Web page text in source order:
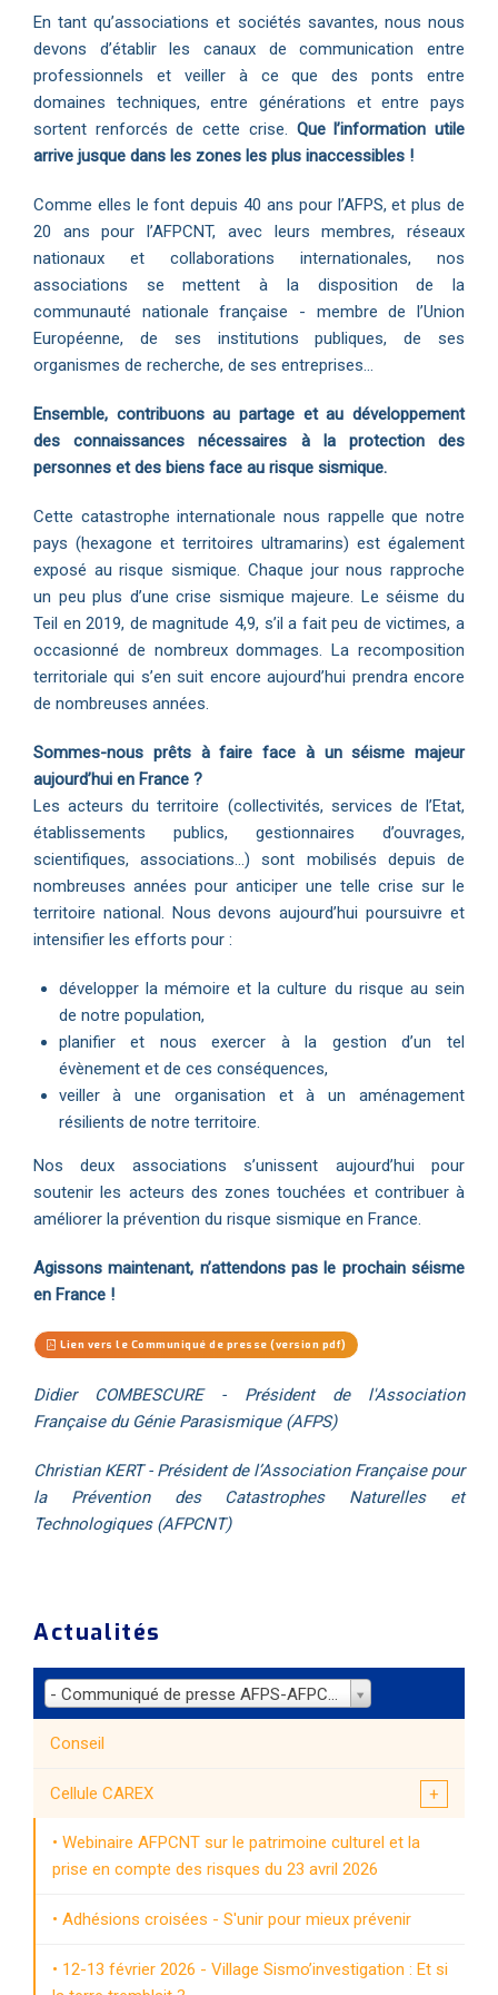
En tant qu’associations et sociétés savantes, nous nous
devons d’établir les canaux de communication entre
professionnels et veiller à ce que des ponts entre
domaines techniques, entre générations et entre pays
sortent renforcés de cette crise. Que l’information utile
arrive jusque dans les zones les plus inaccessibles !
Comme elles le font depuis 40 ans pour l’AFPS, et plus de
20 ans pour l’AFPCNT, avec leurs membres, réseaux
nationaux et collaborations internationales, nos
associations se mettent à la disposition de la
communauté nationale française - membre de l’Union
Européenne, de ses institutions publiques, de ses
organismes de recherche, de ses entreprises…
Ensemble, contribuons au partage et au développement
des connaissances nécessaires à la protection des
personnes et des biens face au risque sismique.
Cette catastrophe internationale nous rappelle que notre
pays (hexagone et territoires ultramarins) est également
exposé au risque sismique. Chaque jour nous rapproche
un peu plus d’une crise sismique majeure. Le séisme du
Teil en 2019, de magnitude 4,9, s’il a fait peu de victimes, a
occasionné de nombreux dommages. La recomposition
territoriale qui s’en suit encore aujourd’hui prendra encore
de nombreuses années.
Sommes-nous prêts à faire face à un séisme majeur
aujourd’hui en France ?
Les acteurs du territoire (collectivités, services de l’Etat,
établissements publics, gestionnaires d’ouvrages,
scientifiques, associations…) sont mobilisés depuis de
nombreuses années pour anticiper une telle crise sur le
territoire national. Nous devons aujourd’hui poursuivre et
intensifier les efforts pour :
développer la mémoire et la culture du risque au sein
de notre population,
planifier et nous exercer à la gestion d’un tel
évènement et de ces conséquences,
veiller à une organisation et à un aménagement
résilients de notre territoire.
Nos deux associations s’unissent aujourd’hui pour
soutenir les acteurs des zones touchées et contribuer à
améliorer la prévention du risque sismique en France.
Agissons maintenant, n’attendons pas le prochain séisme
en France !
Lien vers le Communiqué de presse (version pdf)
Didier COMBESCURE - Président de l'Association
Française du Génie Parasismique (AFPS)
Christian KERT - Président de l’Association Française pour
la Prévention des Catastrophes Naturelles et
Technologiques (AFPCNT)
Actualités
- Communiqué de presse AFPS-AFPCNT du 10 février 2023
Conseil
Cellule CAREX
Webinaire AFPCNT sur le patrimoine culturel et la
prise en compte des risques du 23 avril 2026
Adhésions croisées - S'unir pour mieux prévenir
12-13 février 2026 - Village Sismo’investigation : Et si